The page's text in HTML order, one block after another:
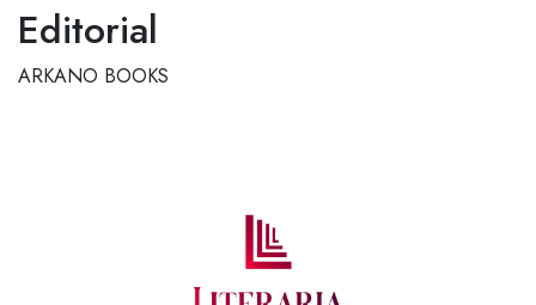
Editorial
ARKANO BOOKS